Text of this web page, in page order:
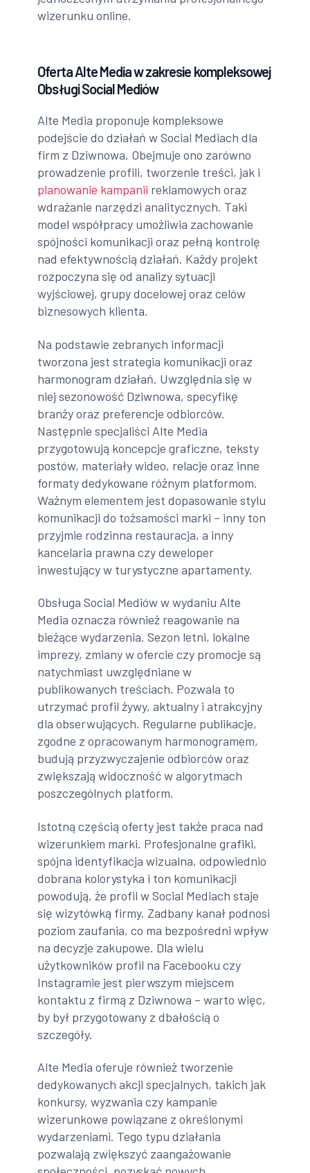
wizerunku online.
Oferta Alte Media w zakresie kompleksowej
Obsługi Social Mediów
Alte Media proponuje kompleksowe
podejście do działań w Social Mediach dla
firm z Dziwnowa. Obejmuje ono zarówno
prowadzenie profili, tworzenie treści, jak i
planowanie kampanii reklamowych oraz
wdrażanie narzędzi analitycznych. Taki
model współpracy umożliwia zachowanie
spójności komunikacji oraz pełną kontrolę
nad efektywnością działań. Każdy projekt
rozpoczyna się od analizy sytuacji
wyjściowej, grupy docelowej oraz celów
biznesowych klienta.
Na podstawie zebranych informacji
tworzona jest strategia komunikacji oraz
harmonogram działań. Uwzględnia się w
niej sezonowość Dziwnowa, specyfikę
branży oraz preferencje odbiorców.
Następnie specjaliści Alte Media
przygotowują koncepcje graficzne, teksty
postów, materiały wideo, relacje oraz inne
formaty dedykowane różnym platformom.
Ważnym elementem jest dopasowanie stylu
komunikacji do tożsamości marki – inny ton
przyjmie rodzinna restauracja, a inny
kancelaria prawna czy deweloper
inwestujący w turystyczne apartamenty.
Obsługa Social Mediów w wydaniu Alte
Media oznacza również reagowanie na
bieżące wydarzenia. Sezon letni, lokalne
imprezy, zmiany w ofercie czy promocje są
natychmiast uwzględniane w
publikowanych treściach. Pozwala to
utrzymać profil żywy, aktualny i atrakcyjny
dla obserwujących. Regularne publikacje,
zgodne z opracowanym harmonogramem,
budują przyzwyczajenie odbiorców oraz
zwiększają widoczność w algorytmach
poszczególnych platform.
Istotną częścią oferty jest także praca nad
wizerunkiem marki. Profesjonalne grafiki,
spójna identyfikacja wizualna, odpowiednio
dobrana kolorystyka i ton komunikacji
powodują, że profil w Social Mediach staje
się wizytówką firmy. Zadbany kanał podnosi
poziom zaufania, co ma bezpośredni wpływ
na decyzje zakupowe. Dla wielu
użytkowników profil na Facebooku czy
Instagramie jest pierwszym miejscem
kontaktu z firmą z Dziwnowa – warto więc,
by był przygotowany z dbałością o
szczegóły.
Alte Media oferuje również tworzenie
dedykowanych akcji specjalnych, takich jak
konkursy, wyzwania czy kampanie
wizerunkowe powiązane z określonymi
wydarzeniami. Tego typu działania
pozwalają zwiększyć zaangażowanie